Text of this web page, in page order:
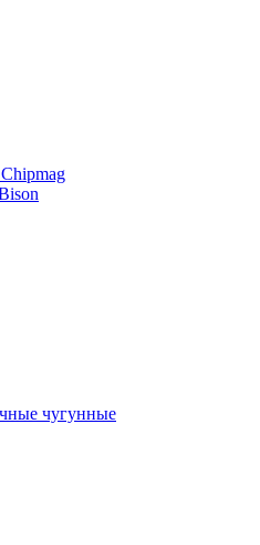
чугунные